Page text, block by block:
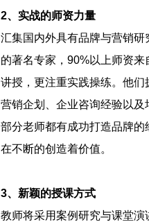
2、实战的师资力量
汇集国内外具有品牌与营销
的著名专家，90%以上师资
讲授，更注重实践操练。他
营销企划、企业咨询经验以及
部分老师都有成功打造品牌的
在不断的创造着价值。
3、新颖的授课方式
教师将采用案例研究与课堂演